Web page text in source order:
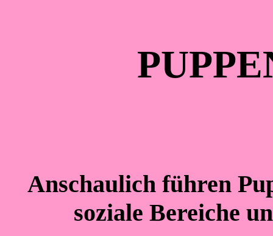
Anschaulich führen
soziale Bereiche